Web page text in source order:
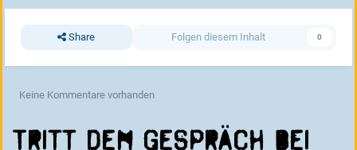
Share Folgen diesem Inhalt 0
Keine Kommentare vorhanden
Tritt dem Gespräch bei